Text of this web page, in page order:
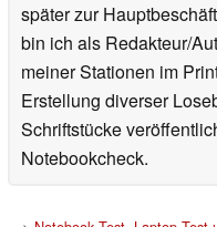
später zur
bin ich als Redakteur/
meiner Stationen im
Erstellung diverser
Schriftstücke
Notebookcheck.